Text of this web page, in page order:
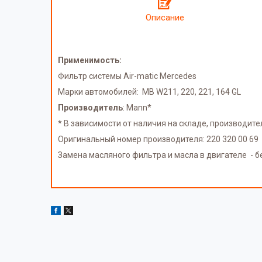
Описание
Применимость:
Фильтр системы Air-matic Mercedes
Марки автомобилей: MB W211, 220, 221, 164 GL
Производитель: Mann*
* В зависимости от наличия на складе,
Оригинальный номер производителя: 220 320 00 69
Замена масляного фильтра и масла в двигателе -